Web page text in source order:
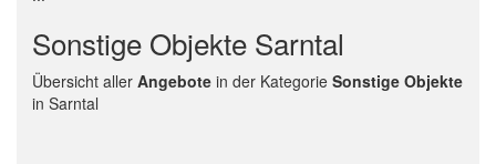
Sonstige Objekte Sarntal
Übersicht aller Angebote in der Kategorie Sonstige Objekte
in Sarntal